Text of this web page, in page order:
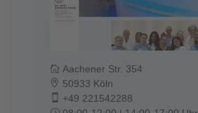
Aachener Str. 354
50933 Köln
+49 221542288